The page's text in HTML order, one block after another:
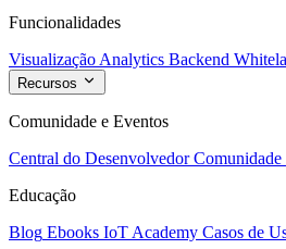
Funcionalidades
Visualização Analytics Backend
Recursos
Comunidade e Eventos
Central do Desenvolvedor Comunidade
Educação
Blog Ebooks IoT Academy Casos de